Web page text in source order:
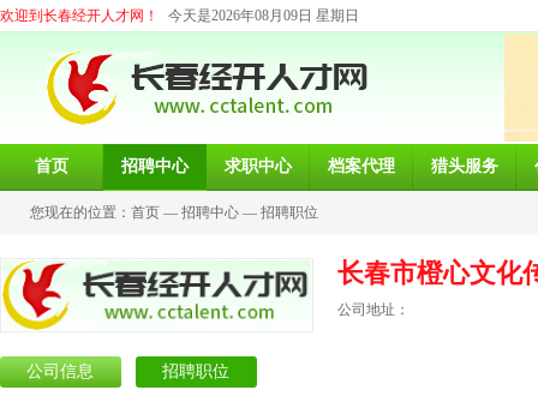
欢迎到长春经开人才网！ 今天是2026年08月09日 星期日
首页 招聘中心 求职中心 档案代理 猎头服务
您现在的位置： 首页 — 招聘中心 — 招聘职位
长春市橙心文化
公司地址：
公司信息 招聘职位